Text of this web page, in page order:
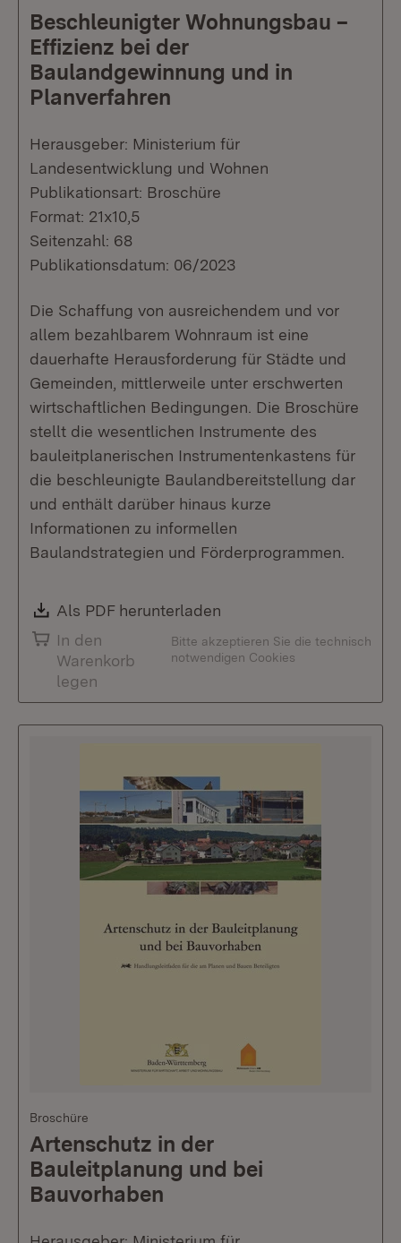
Beschleunigter Wohnungsbau –
Effizienz bei der
Baulandgewinnung und in
Planverfahren
Herausgeber: Ministerium für
Landesentwicklung und Wohnen
Publikationsart: Broschüre
Format: 21x10,5
Seitenzahl: 68
Publikationsdatum: 06/2023
Die Schaffung von ausreichendem und vor
allem bezahlbarem Wohnraum ist eine
dauerhafte Herausforderung für Städte und
Gemeinden, mittlerweile unter erschwerten
wirtschaftlichen Bedingungen. Die Broschüre
stellt die wesentlichen Instrumente des
bauleitplanerischen Instrumentenkastens für
die beschleunigte Baulandbereitstellung dar
und enthält darüber hinaus kurze
Informationen zu informellen
Baulandstrategien und Förderprogrammen.
Download:
Als PDF herunterladen
In den
Warenkorb
legen
Bitte akzeptieren Sie die technisch
notwendigen Cookies
Broschüre
Artenschutz in der
Bauleitplanung und bei
Bauvorhaben